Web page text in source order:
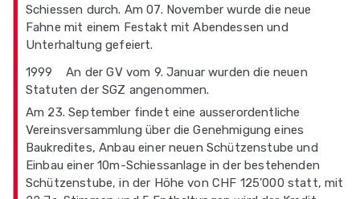
Schiessen durch. Am 07. November wurde die neue
Fahne mit einem Festakt mit Abendessen und
Unterhaltung gefeiert.
1999 An der GV vom 9. Januar wurden die neuen
Statuten der SGZ angenommen.
Am 23. September findet eine ausserordentliche
Vereinsversammlung über die Genehmigung eines
Baukredites, Anbau einer neuen Schützenstube und
Einbau einer 10m-Schiessanlage in der bestehenden
Schützenstube, in der Höhe von CHF 125'000 statt, mit